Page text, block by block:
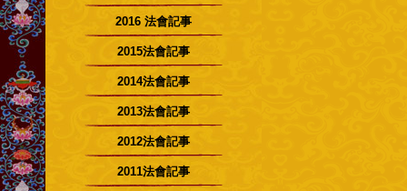
2016 法會記事
2015法會記事
2014法會記事
2013法會記事
2012法會記事
2011法會記事